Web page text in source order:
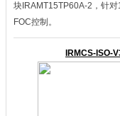
块IRAMT15TP60A-2，针
FOC控制。
IRMCS-ISO-